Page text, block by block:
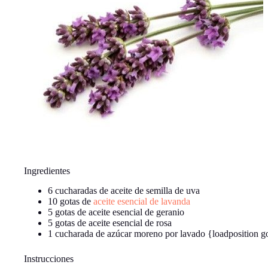
Ingredientes
6 cucharadas de aceite de semilla de uva
10 gotas de aceite esencial de lavanda
5 gotas de aceite esencial de geranio
5 gotas de aceite esencial de rosa
1 cucharada de azúcar moreno por lavado {loadposition
Instrucciones